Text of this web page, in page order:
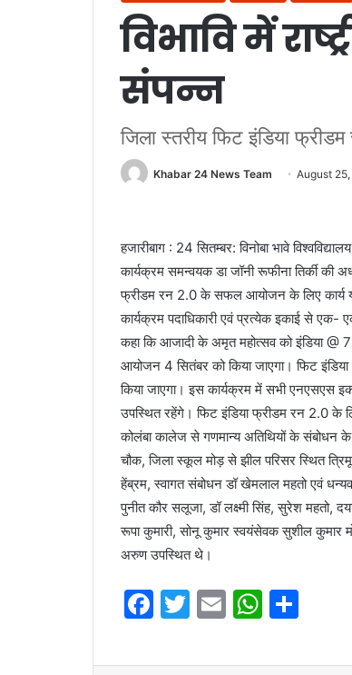
विभावि में
संपन्न
जिला स्तरीय फिट इंडिया
Khabar 24 News Team August 25,
हजारीबाग : 24 सितम्बर: विनोबा भावे
कार्यक्रम समन्वयक डा जॉनी रूफीना तिर्की की
फ्रीडम रन 2.0 के सफल आयोजन के लिए कार्य
कार्यक्रम पदाधिकारी एवं प्रत्येक इकाई से
कहा कि आजादी के अमृत महोत्सव को इंडिया @
आयोजन 4 सितंबर को किया जाएगा। फिट
किया जाएगा। इस कार्यक्रम में सभी एनएसएस
उपस्थित रहेंगे। फिट इंडिया फ्रीडम रन 2.0 के
कोलंबा कालेज से गणमान्य अतिथियों के संबोधन के
चौक, जिला स्कूल मोड़ से झील परिसर स्थित
हेंब्रम, स्वागत संबोधन डॉ खेमलाल महतो एवं
पुनीत कौर सलूजा, डॉ लक्ष्मी सिंह, सुरेश महतो,
रूपा कुमारी, सोनू कुमार स्वयंसेवक सुशील कुमार
अरुण उपस्थित थे।
F
c
T
itt
E
ai
W
at ar